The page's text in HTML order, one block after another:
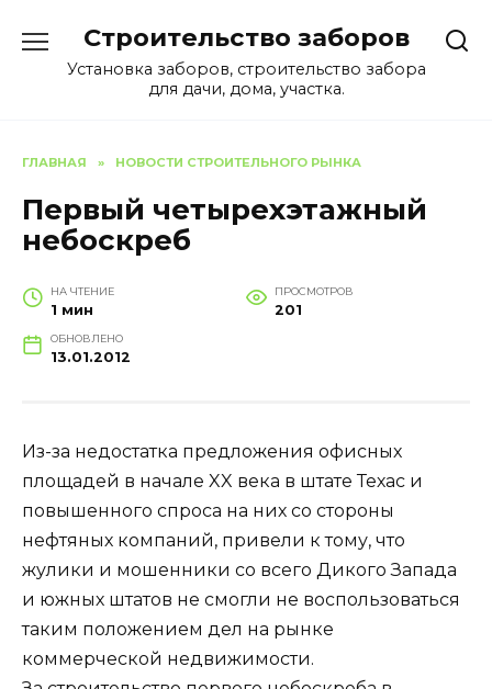
содержанию
Строительство заборов
Установка заборов, строительство забора
для дачи, дома, участка.
ГЛАВНАЯ » НОВОСТИ СТРОИТЕЛЬНОГО РЫНКА
Первый четырехэтажный
небоскреб
НА ЧТЕНИЕ
1 мин
ПРОСМОТРОВ
201
ОБНОВЛЕНО
13.01.2012
Из-за недостатка предложения офисных
площадей в начале XX века в штате Техас и
повышенного спроса на них со стороны
нефтяных компаний, привели к тому, что
жулики и мошенники со всего Дикого Запада
и южных штатов не смогли не воспользоваться
таким положением дел на рынке
коммерческой недвижимости.